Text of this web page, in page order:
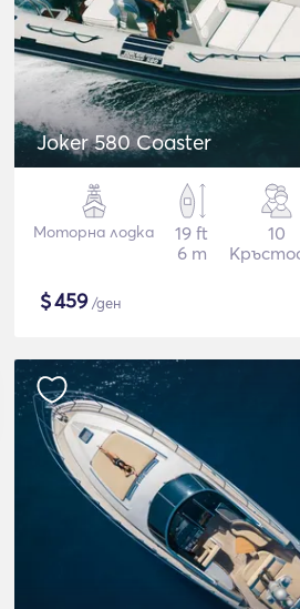
Joker 580 Coaster
Моторна лодка
19 ft
6 m
10
$459/ден